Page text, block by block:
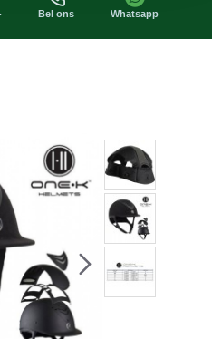
Bel ons Whatsapp